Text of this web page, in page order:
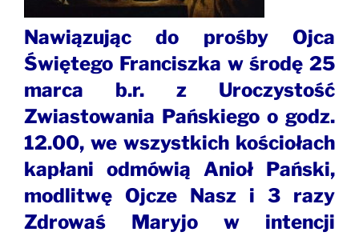
Nawiązując do prośby Ojca
Świętego Franciszka w środę 25
marca b.r. z Uroczystość
Zwiastowania Pańskiego o godz.
12.00, we wszystkich kościołach
kapłani odmówią Anioł Pański,
modlitwę Ojcze Nasz i 3 razy
Zdrowaś Maryjo w intencji